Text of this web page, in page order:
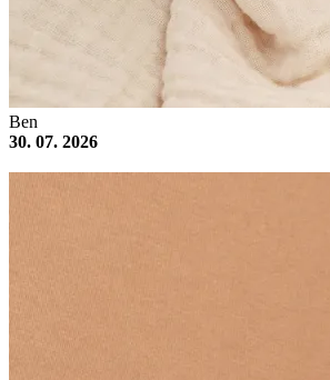
Ben
30. 07. 2026